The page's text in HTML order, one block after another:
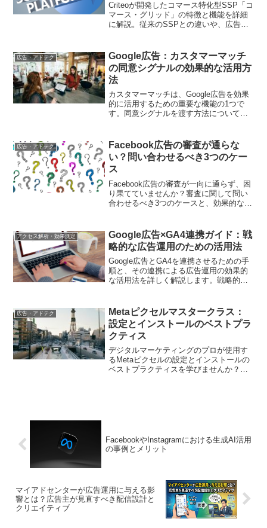
Criteoが開発したコマース特化型SSP「コ
マース・グリッド」の特徴と機能を詳細
に解説。従来のSSPとの違いや、広告
広告・アドテク
Google広告：カスタマーマッチ
の同意シグナルの効果的な活用方
法
カスタマーマッチは、Google広告を効果
的に活用するための重要な機能の1つで
す。同意シグナルを渡す方法について解
貢献するかを詳しく説明します。
広告・アドテク
Facebook広告の審査が通らな
い？問い合わせるべき3つのケー
ス
Facebook広告の審査が一向に通らず、困
り果てていませんか？審査に関して問い
合わせるべき3つのケースと、効果的な問
アクセス解析・効果測定
Google広告×GA4連携ガイド：戦
略的な広告運用のための活用法
Google広告とGA4を連携させるための手
順と、その連携による広告運用の効果的
な活用法を詳しく解説します。戦略的な
広告・アドテク
Metaピクセルマスタークラス：
設定とインストールのベストプラ
クティス
デジタルマーケティングのプロが使用す
るMetaピクセルの設定とインストールの
ベストプラクティスを学びませんか？こ
FacebookやInstagramにおける生成AI活用
の事例とメリット
マイアドセンターが広告運用に与える影
響とは？広告主が見直すべき配信設計と
クリエイティブ